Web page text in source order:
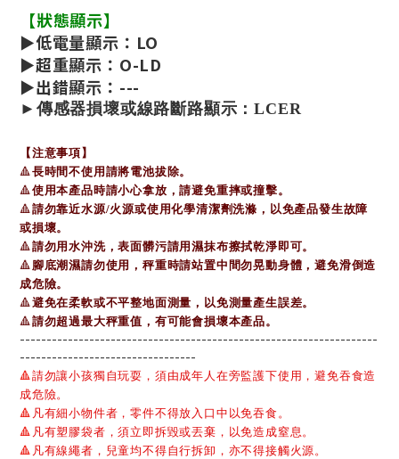
【狀態顯示】
►低電量顯示：LO
►超重顯示：O-LD
►出錯顯示：---
►傳感器損壞或線路斷路顯示：LCER
【注意事項】
🔺長時間不使用請將電池拔除。
🔺使用本產品時請小心拿放，請避免重摔或撞擊。
🔺請勿靠近水源/火源或使用化學清潔劑洗滌，以免產品發生故障
或損壞。
🔺請勿用水沖洗，表面髒污請用濕抹布擦拭乾淨即可。
🔺腳底潮濕請勿使用，秤重時請站置中間勿晃動身體，避免滑倒造
成危險。
🔺避免在柔軟或不平整地面測量，以免測量產生誤差。
🔺請勿超過最大秤重值，有可能會損壞本產品。
-------------------------------------------------------------------
---------------------------------
🔺請勿讓小孩獨自玩耍，須由成年人在旁監護下使用，避免吞食造
成危險。
🔺 凡有細小物件者，零件不得放入口中以免吞食。
🔺 凡有塑膠袋者，須立即拆毀或丟棄，以免造成窒息。
🔺 凡有線繩者，兒童均不得自行拆卸，亦不得接觸火源。